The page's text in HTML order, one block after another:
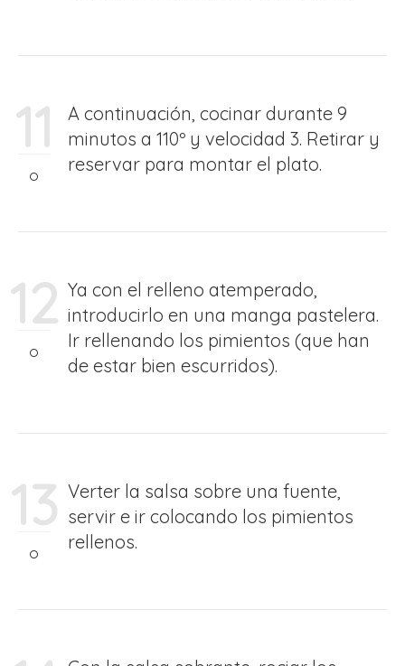
11
A continuación, cocinar durante 9
minutos a 110º y velocidad 3. Retirar y
reservar para montar el plato.
12 Ya con el relleno atemperado,
introducirlo en una manga pastelera.
Ir rellenando los pimientos (que han
de estar bien escurridos).
13 Verter la salsa sobre una fuente,
servir e ir colocando los pimientos
rellenos.